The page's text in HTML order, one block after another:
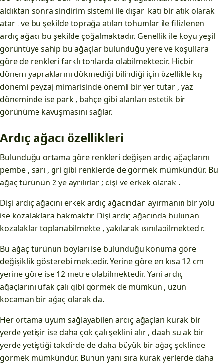
aldıktan sonra sindirim sistemi ile dışarı katı bir atık olarak
atar . ve bu şekilde toprağa atılan tohumlar ile filizlenen
ardıç ağacı bu şekilde çoğalmaktadır. Genellik ile koyu yeşil
görüntüye sahip bu ağaçlar bulunduğu yere ve koşullara
göre de renkleri farklı tonlarda olabilmektedir. Hiçbir
dönem yapraklarını dökmediği bilindiği için özellikle kış
dönemi peyzaj mimarisinde önemli bir yer tutar , yaz
döneminde ise park , bahçe gibi alanları estetik bir
görünüme kavuşmasını sağlar.
Ardıç ağacı özellikleri
Bulunduğu ortama göre renkleri değişen ardıç ağaçlarını
pembe , sarı , gri gibi renklerde de görmek mümkündür. Bu
ağaç türünün 2 ye ayrılırlar ; dişi ve erkek olarak .
Dişi ardıç ağacını erkek ardıç ağacından ayırmanın bir yolu
ise kozalaklara bakmaktır. Dişi ardıç ağacında bulunan
kozalaklar toplanabilmekte , yakılarak ısınılabilmektedir.
Bu ağaç türünün boyları ise bulunduğu konuma göre
değişiklik gösterebilmektedir. Yerine göre en kısa 12 cm
yerine göre ise 12 metre olabilmektedir. Yani ardıç
ağaçlarını ufak çalı gibi görmek de mümkün , uzun
kocaman bir ağaç olarak da.
Her ortama uyum sağlayabilen ardıç ağaçları kurak bir
yerde yetişir ise daha çok çalı şeklini alır , daah sulak bir
yerde yetiştiği takdirde de daha büyük bir ağaç şeklinde
görmek mümkündür. Bunun yanı sıra kurak yerlerde daha